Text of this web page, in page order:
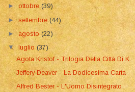
►ottobre(39)
►settembre(44)
►agosto(22)
▼luglio(37)
Agota Kristof - Trilogia Della Città Di K.
Jeffery Deaver - La Dodicesima Carta
Alfred Bester - L'Uomo Disintegrato